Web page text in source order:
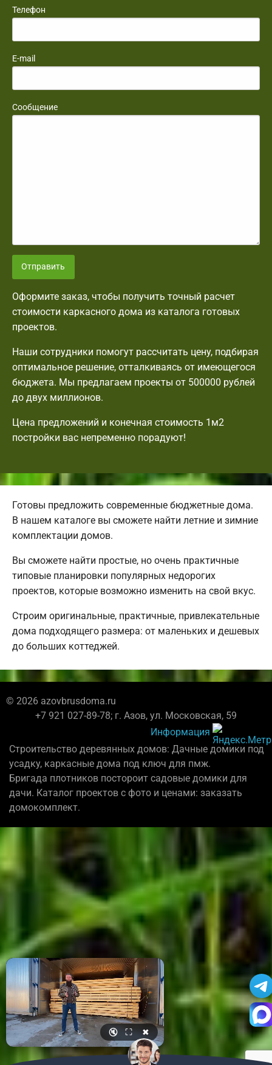
Телефон
E-mail
Сообщение
Отправить
Оформите заказ, чтобы получить точный расчет
стоимости каркасного дома из каталога готовых
проектов.
Наши сотрудники помогут рассчитать цену, подбирая
оптимальное решение, отталкиваясь от имеющегося
бюджета. Мы предлагаем проекты от 500000 рублей
до двух миллионов.
Цена предложений и конечная стоимость 1м2
постройки вас непременно порадуют!
Готовы предложить современные бюджетные дома.
В нашем каталоге вы сможете найти летние и зимние
комплектации домов.
Вы сможете найти простые, но очень практичные
типовые планировки популярных недорогих
проектов, которые возможно изменить на свой вкус.
Строим оригинальные, практичные, привлекательные
дома подходящего размера: от маленьких и дешевых
до больших коттеджей.
© 2026 azovbrusdoma.ru
+7 921 027-89-78; г. Азов, ул. Московская, 59
Информация
Строительство деревянных домов: Дачные домики под
усадку, каркасные дома под ключ для пмж.
Бригада плотников постороит садовые домики для
дачи. Каталог проектов с фото и ценами: заказать
домокомплект.
🔇 ⛶ ✖